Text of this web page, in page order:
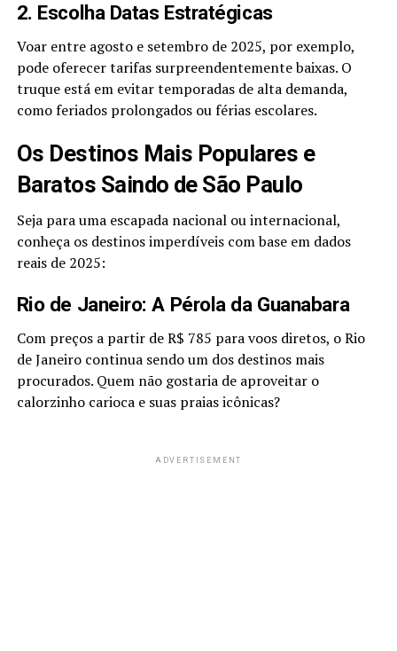
2. Escolha Datas Estratégicas
Voar entre agosto e setembro de 2025, por exemplo,
pode oferecer tarifas surpreendentemente baixas. O
truque está em evitar temporadas de alta demanda,
como feriados prolongados ou férias escolares.
Os Destinos Mais Populares e
Baratos Saindo de São Paulo
Seja para uma escapada nacional ou internacional,
conheça os destinos imperdíveis com base em dados
reais de 2025:
Rio de Janeiro: A Pérola da Guanabara
Com preços a partir de R$ 785 para voos diretos, o Rio
de Janeiro continua sendo um dos destinos mais
procurados. Quem não gostaria de aproveitar o
calorzinho carioca e suas praias icônicas?
ADVERTISEMENT